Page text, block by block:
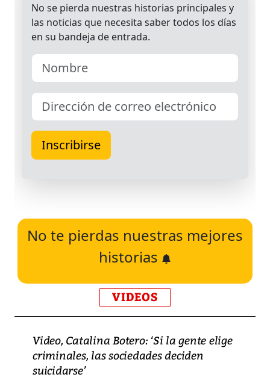
No te pierdas nuestras mejores
historias
VIDEOS
Video, Catalina Botero: ‘Si la gente elige
criminales, las sociedades deciden
suicidarse’